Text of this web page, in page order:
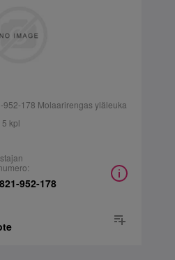
178 Molaarirengas yläleuka
kpl
952-178